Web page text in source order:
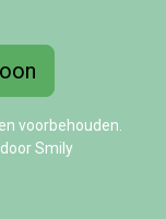
voorbehouden.
Smily